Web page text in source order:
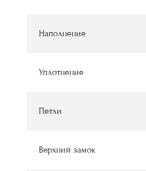
Наполнение
Уплотнение
Петли
Верхний замок